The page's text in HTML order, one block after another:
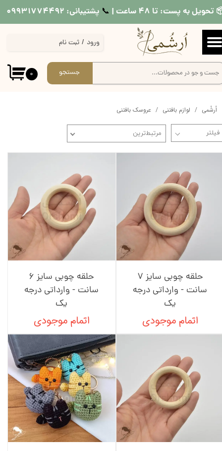
تحویل به پست: تا ۴۸ ساعت | 📞​​​​​​​ پشتیبانی: ۰۹۹۳۱۷۷۴۴۹۲
۰ جستجو
ورود / ثبت نام
حساب کاربری من
تغییر گذر واژه
سفارشات
اُرشُمی لوازم بافتنی عروسک بافتنی
مرتبط‌ترین
حلقه چوبی سایز 7
سانت - وارداتی درجه
یک
اتمام موجودی
حلقه چوبی سایز 6
سانت - وارداتی درجه
یک
اتمام موجودی